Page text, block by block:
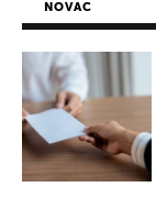
NOVAC